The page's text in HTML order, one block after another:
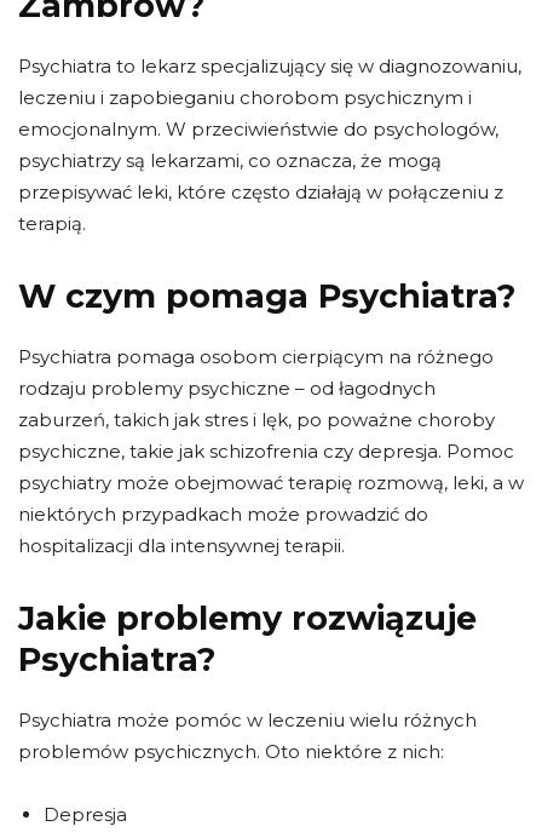
Psychiatra to lekarz specjalizujący się w diagnozowaniu,
leczeniu i zapobieganiu chorobom psychicznym i
emocjonalnym. W przeciwieństwie do psychologów,
psychiatrzy są lekarzami, co oznacza, że ​​mogą
przepisywać leki, które często działają w połączeniu z
terapią.
W czym pomaga Psychiatra?
Psychiatra pomaga osobom cierpiącym na różnego
rodzaju problemy psychiczne – od łagodnych
zaburzeń, takich jak stres i lęk, po poważne choroby
psychiczne, takie jak schizofrenia czy depresja. Pomoc
psychiatry może obejmować terapię rozmową, leki, a w
niektórych przypadkach może prowadzić do
hospitalizacji dla intensywnej terapii.
Jakie problemy rozwiązuje
Psychiatra?
Psychiatra może pomóc w leczeniu wielu różnych
problemów psychicznych. Oto niektóre z nich:
Depresja